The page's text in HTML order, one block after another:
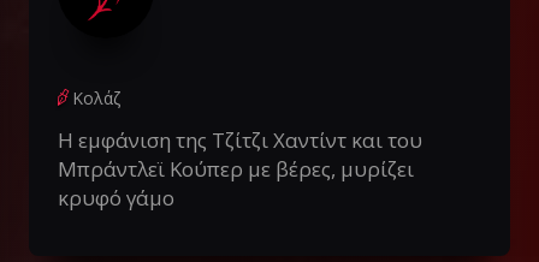
Κολάζ
Η εμφάνιση της Τζίτζι Χαντίντ και του
Μπράντλεϊ Κούπερ με βέρες, μυρίζει
κρυφό γάμο